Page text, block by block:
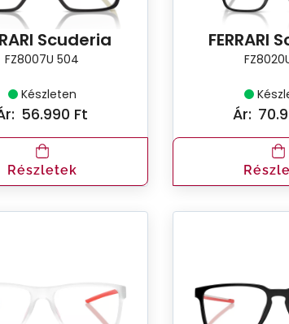
Scuderia
FZ8007U 504
Készleten
56.990 Ft
Részletek
FERRARI
Ár: